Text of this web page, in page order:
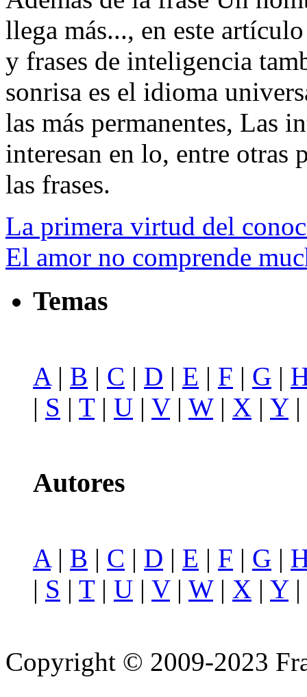
llega más..., en este
y frases de inteligencia
sonrisa es el idioma
las más permanentes, Las
interesan en lo, entre otras
las frases.
La primera virtud del
El amor no comprende
Temas
A| B | C | D | E | F | G |
| S | T| U | V| W| X | Y|
Autores
A | B | C | D | E | F | G |
| S | T| U | V| W| X | Y|
Copyright © 2009-2023